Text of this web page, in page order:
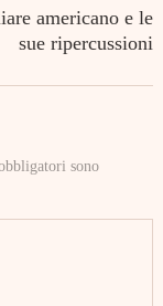
americano e le
sue ripercussioni
sono